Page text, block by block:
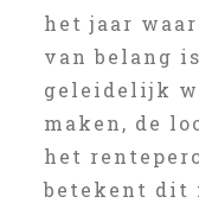
het jaar
van belang
geleidelijk
maken, de
het
betekent dit